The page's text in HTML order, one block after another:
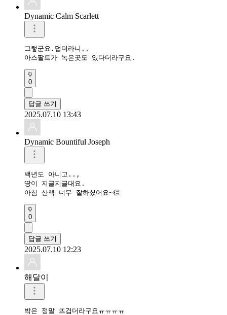
Dynamic Calm Scarlett
그렇군요.덥더라니..
0
답글 쓰기
2025.07.10 13:43
Dynamic Bountiful Joseph
백년도 아니고..,
땅이 지글지글대요.
아침 산책 너무 잘하셨어요~👏
0
답글 쓰기
2025.07.10 12:23
해달이
밖은 정말 뜨겁더라구요ㅠㅠㅠㅠ